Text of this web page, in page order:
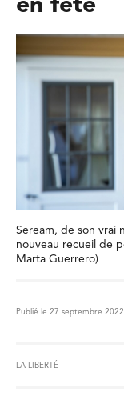
en fête
Seream, de son vrai
nouveau recueil de
Marta Guerrero)
Publié le 27 septembre 2022
LA LIBERTÉ